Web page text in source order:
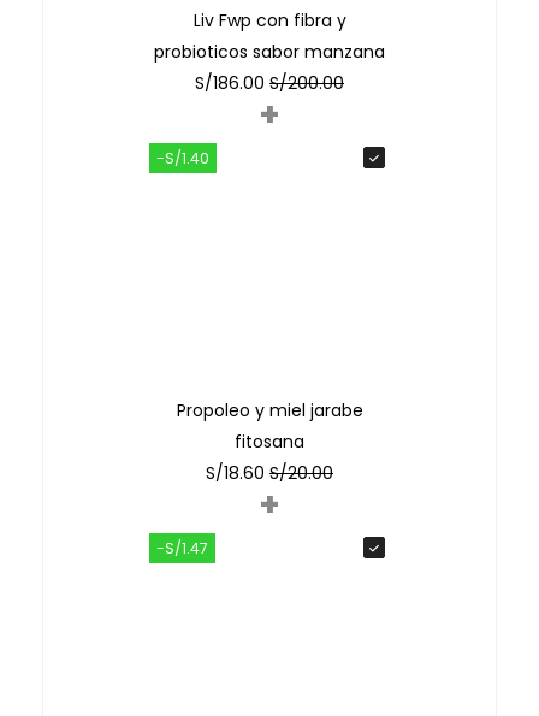
Liv Fwp con fibra y
probioticos sabor manzana
S/186.00 S/200.00
+
-S/1.40
Propoleo y miel jarabe
fitosana
S/18.60 S/20.00
+
-S/1.47